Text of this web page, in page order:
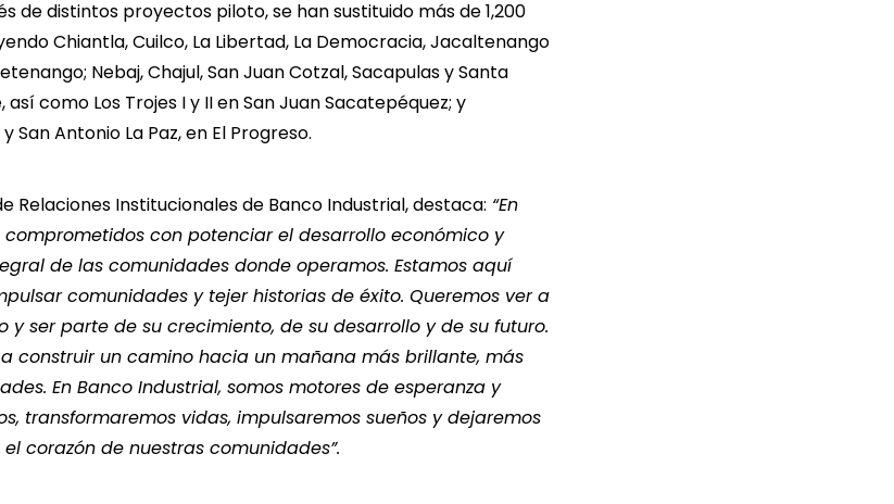
de distintos proyectos piloto, se han sustituido más de 1,200
Chiantla, Cuilco, La Libertad, La Democracia, Jacaltenango
Nebaj, Chajul, San Juan Cotzal, Sacapulas y Santa
así como Los Trojes I y II en San Juan Sacatepéquez; y
San Antonio La Paz, en El Progreso.
Relaciones Institucionales de Banco Industrial, destaca: “En
con potenciar el desarrollo económico y
de las comunidades donde operamos. Estamos aquí
comunidades y tejer historias de éxito. Queremos ver a
ser parte de su crecimiento, de su desarrollo y de su futuro.
construir un camino hacia un mañana más brillante, más
En Banco Industrial, somos motores de esperanza y
transformaremos vidas, impulsaremos sueños y dejaremos
corazón de nuestras comunidades”.